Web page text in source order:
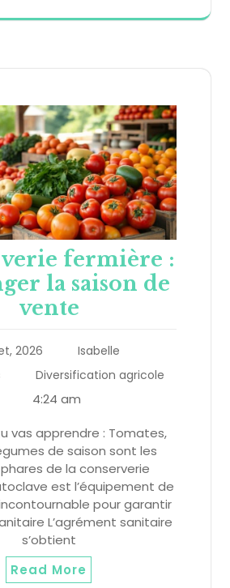
fermière :
la saison de
vente
2026
Isabelle
Diversification agricole
4:24 am
vas apprendre : Tomates,
de saison sont les
de la conserverie
est l’équipement de
pour garantir
L’agrément sanitaire
s’obtient
Read More